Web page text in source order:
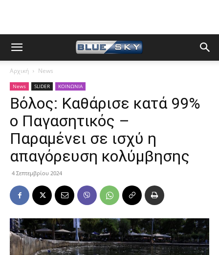
Αρχική News
News SLIDER ΚΟΙΝΩΝΙΑ
Βόλος: Καθάρισε κατά 99%
ο Παγασητικός –
Παραμένει σε ισχύ η
απαγόρευση κολύμβησης
4 Σεπτεμβρίου 2024